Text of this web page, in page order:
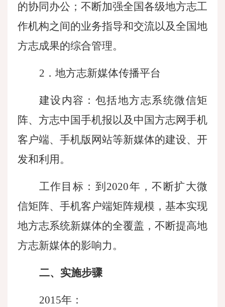
的协同办公；不断加强全国各级地方志工
作机构之间的业务指导和交流以及全国地
方志成果的综合管理。
2．地方志新媒体传播平台
建设内容：包括地方志系统微信矩
阵、方志中国手机报以及中国方志网手机
客户端、手机版网站等新媒体的建设、开
发和利用。
工作目标：到 2020年，不断扩大微
信矩阵、手机客户端矩阵规模，基本实现
地方志系统新媒体的全覆盖，不断提高地
方志新媒体的影响力。
二、实施步骤
2015年：